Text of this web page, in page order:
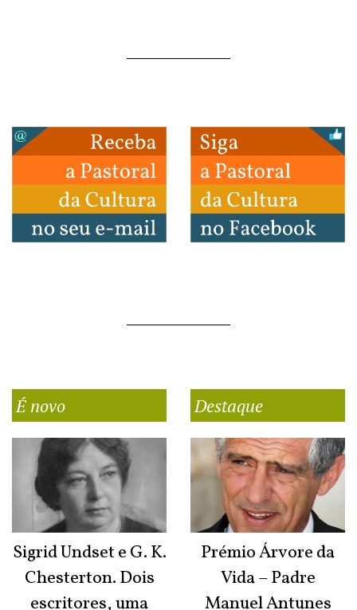
É novo
Sigrid Undset e G. K.
Chesterton. Dois
escritores, uma
Destaque
Prémio Árvore da
Vida – Padre
Manuel Antunes